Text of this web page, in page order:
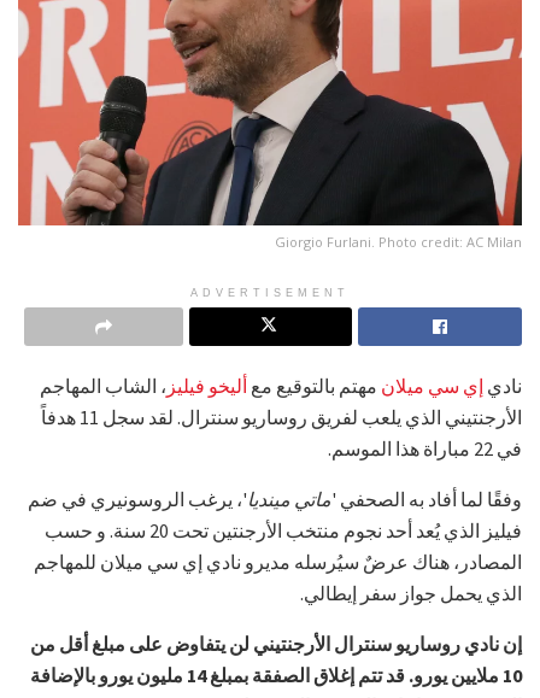
Giorgio Furlani. Photo credit: AC Milan
ADVERTISEMENT
نادي إي سي ميلان مهتم بالتوقيع مع أليخو فيليز ، الشاب المهاجم
الأرجنتيني الذي يلعب لفريق روساريو سنترال. لقد سجل 11 هدفاً
في 22 مباراة هذا الموسم.
وفقًا لما أفاد به الصحفي 'ماتي مينديا'، يرغب الروسونيري في ضم
فيليز الذي يُعد أحد نجوم منتخب الأرجنتين تحت 20 سنة. و حسب
المصادر، هناك عرضٌ سيُرسله مديرو نادي إي سي ميلان للمهاجم
الذي يحمل جواز سفر إيطالي.
إن نادي روساريو سنترال الأرجنتيني لن يتفاوض على مبلغ أقل من
10 ملايين يورو. قد تتم إغلاق الصفقة بمبلغ 14 مليون يورو بالإضافة